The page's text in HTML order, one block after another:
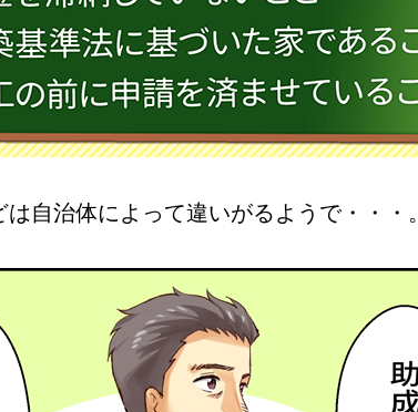
自治体によって違いがるようで・・・